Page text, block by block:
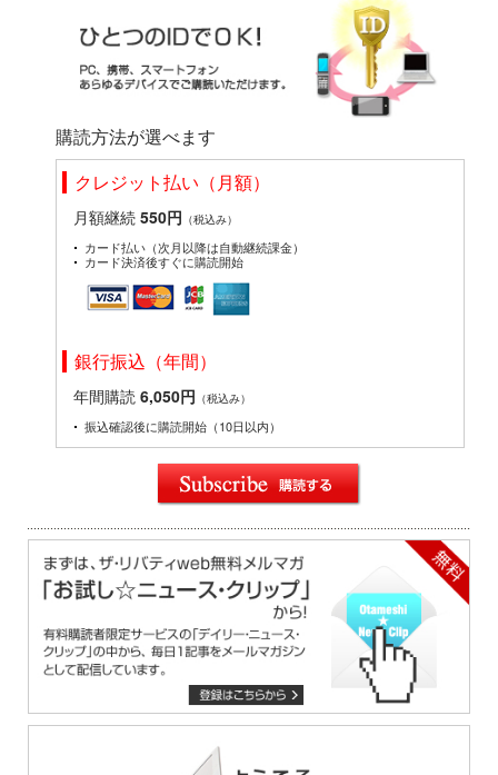
購読方法が選べます
クレジット払い（月額）
月額継続 550円 （税込み）
カード払い（次月以降は自動継続課金）
カード決済後すぐに購読開始
銀行振込（年間）
年間購読 6,050円 （税込み）
振込確認後に購読開始（10日以内）